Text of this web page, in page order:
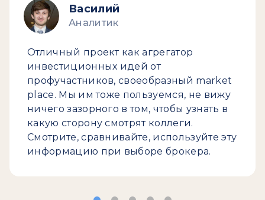
Василий
Аналитик
Отличный проект как агрегатор
инвестиционных идей от
профучастников, своеобразный market
place. Мы им тоже пользуемся, не вижу
ничего зазорного в том, чтобы узнать в
какую сторону смотрят коллеги.
Смотрите, сравнивайте, используйте эту
информацию при выборе брокера.